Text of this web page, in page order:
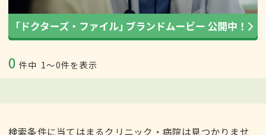
0 件中 1〜0件を表示
検索条件に当てはまるクリニック・病院は見つかりませ